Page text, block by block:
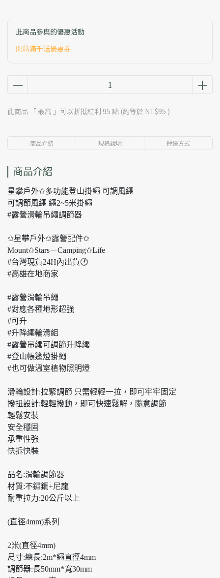
此商品參與的優惠活動
開站滿千送優惠券
此商品 「 最高 」可以折抵紅利 95 點 (約等於 NT$95 )
商品介紹 規格說明 運送方式
商品介紹
星攀戶外✩多功能登山掛繩 可調風繩
可調節風繩 繩2~5米掛繩
#露營滑輪吊繩調節器
✩星攀戶外✩露營配件✩
Mount✩Stars－Camping✩Life
#台灣現貨24H內出貨🕐
#高雄在地商家
#露營滑輪吊繩
#對應各種地形超強
#可升
#升降繩輪滑組
#露營吊繩可調節升降繩
#登山帳篷燈掛繩
#也可做溫室植物照明燈
滑輪設計:拉緊調節 只需輕輕一拉，即可牢牢固定
撥扭設計:輕輕撥動，即可快速鬆解，隨意調節
輕鬆安裝
安全穩固
承重性強
快拆快裝
品名:滑輪調節器
材質:不鏽鋼+尼龍
耐重拉力:20公斤以上
(直徑4mm)系列
2米(直徑4mm)
尺寸:總長:2m*繩直徑4mm
調節器:長50mm*寬30mm